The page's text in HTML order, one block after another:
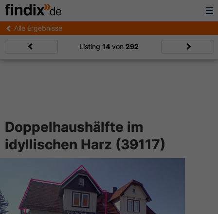
Alle Ergebnisse
Listing 14 von 292
Doppelhaushälfte im
idyllischen Harz (39117)